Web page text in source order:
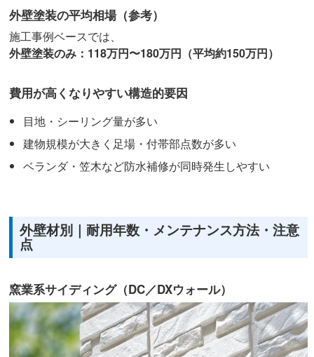
外壁塗装の平均相場（参考）
施工事例ベースでは、
外壁塗装のみ：118万円〜180万円（平均約150万円）
費用が高くなりやすい構造的要因
目地・シーリング量が多い
建物規模が大きく足場・付帯部点数が多い
ベランダ・笠木など防水補修が同時発生しやすい
外壁材別｜耐用年数・メンテナンス方法・注意
点
窯業系サイディング（DC／DXウォール）